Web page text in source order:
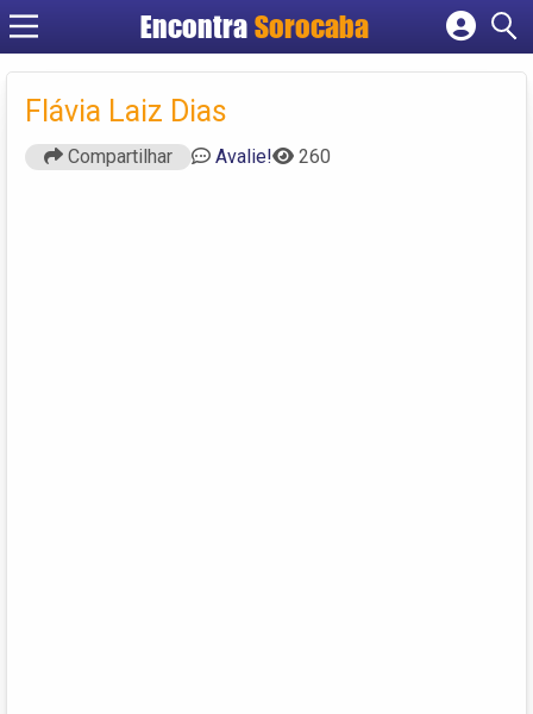
EncontraSorocaba
Cadastrar empresa
Flávia Laiz Dias
Compartilhar Avalie! 260